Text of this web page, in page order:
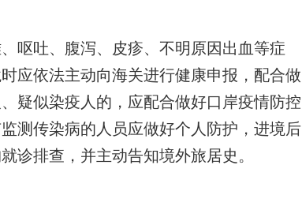
吐、腹泻、皮疹、不明原因出血等症
应依法主动向海关进行健康申报，配合做
疑似染疫人的，应配合做好口岸疫情防控
测传染病的人员应做好个人防护，进境后
诊排查，并主动告知境外旅居史。